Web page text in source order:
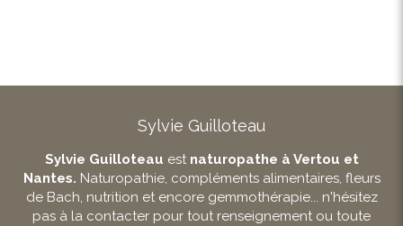
Sylvie Guilloteau
Sylvie Guilloteau est naturopathe à Vertou et
Nantes. Naturopathie, compléments alimentaires, fleurs
de Bach, nutrition et encore gemmothérapie... n'hésitez
pas à la contacter pour tout renseignement ou toute